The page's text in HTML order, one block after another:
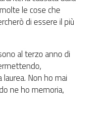
le cose che
di essere il più
al terzo anno di
laurea. Non ho mai
ne ho memoria,